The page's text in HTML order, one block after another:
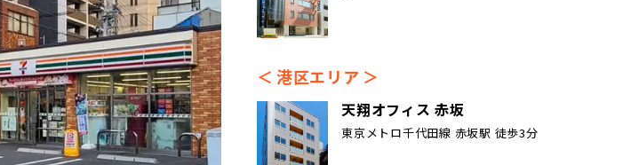
港区エリア
天翔オフィス 赤坂
東京メトロ千代田線 赤坂駅 徒歩3分